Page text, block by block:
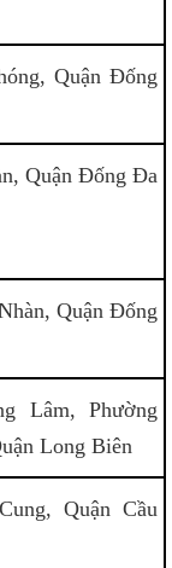
Quận Đống
Quận Đống Đa
Quận Đống
Lâm, Phường
Long Biên
Quận Cầu